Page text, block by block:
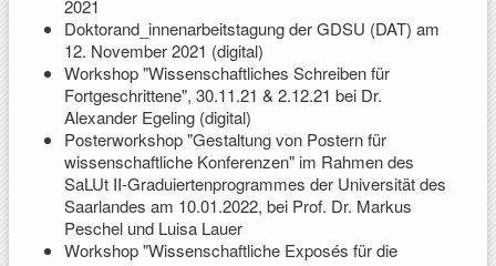
2021
Doktorand_innenarbeitstagung der GDSU (DAT) am
12. November 2021 (digital)
Workshop "Wissenschaftliches Schreiben für
Fortgeschrittene", 30.11.21 & 2.12.21 bei Dr.
Alexander Egeling (digital)
Posterworkshop "Gestaltung von Postern für
wissenschaftliche Konferenzen" im Rahmen des
SaLUt II-Graduiertenprogrammes der Universität des
Saarlandes am 10.01.2022, bei Prof. Dr. Markus
Peschel und Luisa Lauer
Workshop "Wissenschaftliche Exposés für die